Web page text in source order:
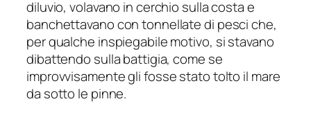
diluvio, volavano in cerchio sulla costa e
banchettavano con tonnellate di pesci che,
per qualche inspiegabile motivo, si stavano
dibattendo sulla battigia, come se
improvvisamente gli fosse stato tolto il mare
da sotto le pinne.